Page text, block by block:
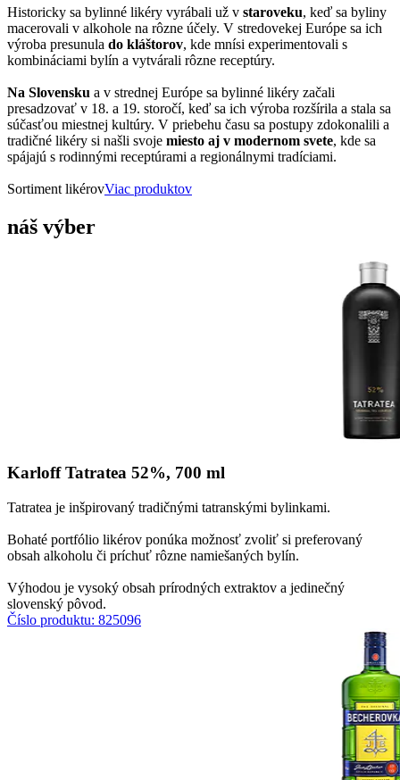
Historicky sa bylinné likéry vyrábali už v staroveku, keď sa byliny
macerovali v alkohole na rôzne účely. V stredovekej Európe sa ich
výroba presunula do kláštorov, kde mnísi experimentovali s
kombináciami bylín a vytvárali rôzne receptúry.
Na Slovensku a v strednej Európe sa bylinné likéry začali
presadzovať v 18. a 19. storočí, keď sa ich výroba rozšírila a stala sa
súčasťou miestnej kultúry. V priebehu času sa postupy zdokonalili a
tradičné likéry si našli svoje miesto aj v modernom svete, kde sa
spájajú s rodinnými receptúrami a regionálnymi tradíciami.
Sortiment likérovViac produktov
náš výber
Karloff Tatratea 52%, 700 ml
Tatratea je inšpirovaný tradičnými tatranskými bylinkami.
Bohaté portfólio likérov ponúka možnosť zvoliť si preferovaný
obsah alkoholu či príchuť rôzne namiešaných bylín.​​
​​Výhodou je vysoký obsah prírodných extraktov a jedinečný
slovenský pôvod.
Číslo produktu: 825096